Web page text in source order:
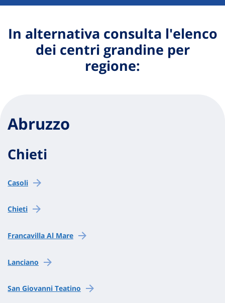
In alternativa consulta l'elenco
dei centri grandine per
regione:
Abruzzo
Chieti
Casoli
Chieti
Francavilla Al Mare
Lanciano
San Giovanni Teatino